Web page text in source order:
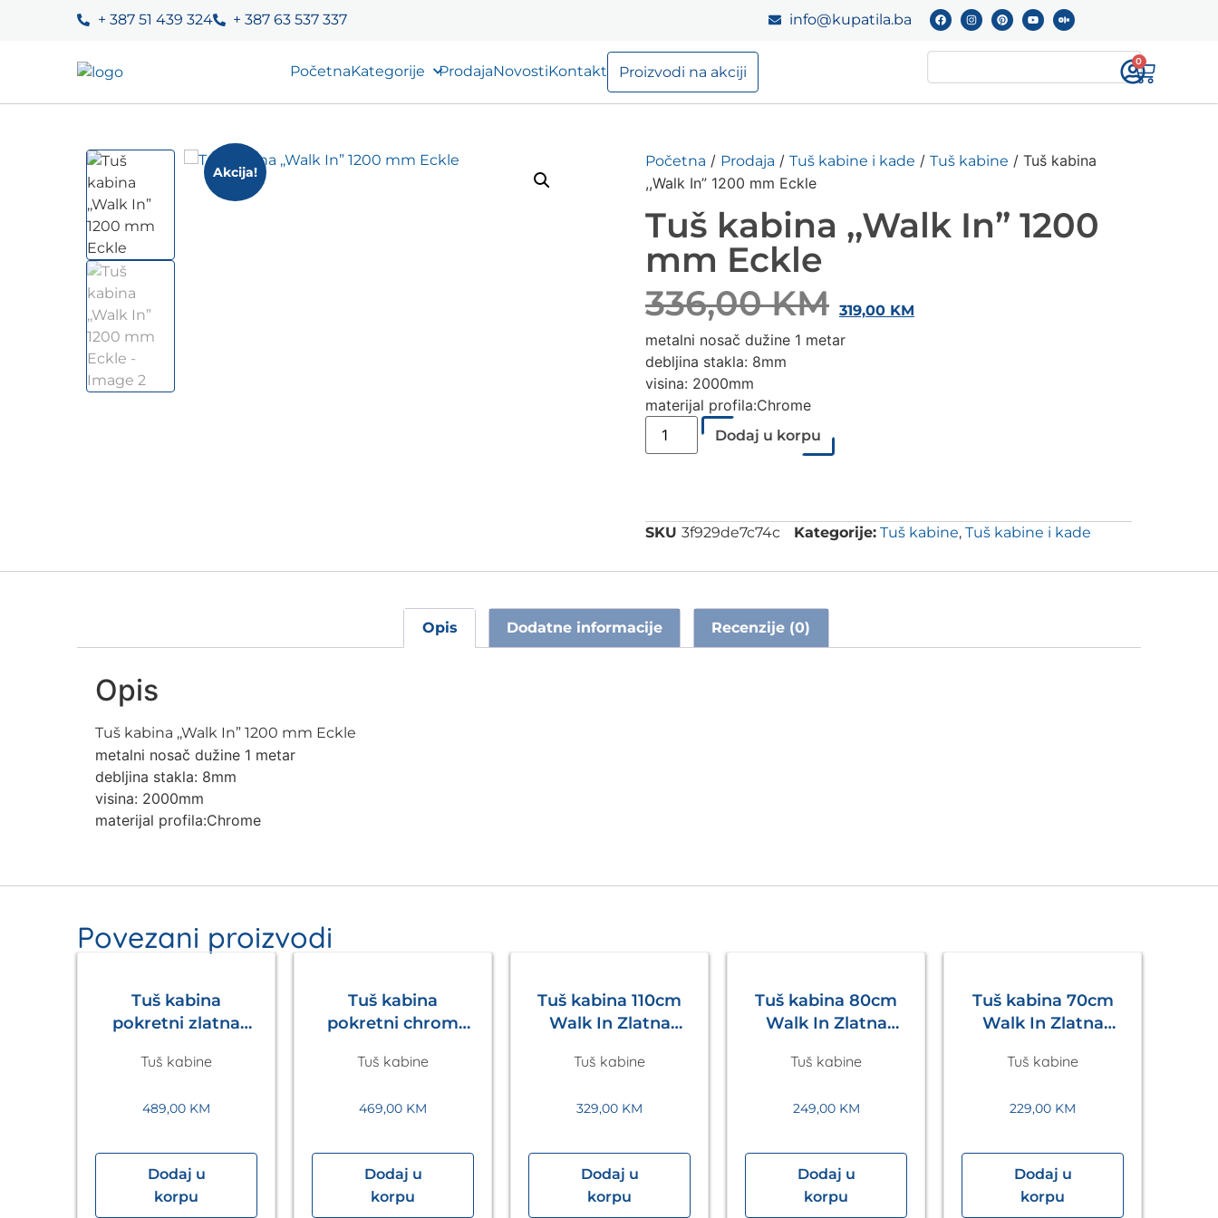
+ 387 51 439 324 + 387 63 537 337 info@kupatila.ba
PočetnaKategorije ProdajaNovostiKontakt Proizvodi na akciji
0
Akcija!
Početna / Prodaja / Tuš kabine i kade / Tuš kabine / Tuš kabina
,,Walk In” 1200 mm Eckle
Tuš kabina ,,Walk In” 1200
mm Eckle
336,00KM 319,00 KM
metalni nosač dužine 1 metar
debljina stakla: 8mm
visina: 2000mm
materijal profila:Chrome
Dodaj u korpu
SKU 3f929de7c74c Kategorije: Tuš kabine, Tuš kabine i kade
Opis Dodatne informacije Recenzije (0)
Opis
Tuš kabina ,,Walk In” 1200 mm Eckle
metalni nosač dužine 1 metar
debljina stakla: 8mm
visina: 2000mm
materijal profila:Chrome
Povezani proizvodi
Tuš kabina
pokretni zlatna
1200x2200mm
Tuš kabine
489,00 KM
Dodaj u
korpu
Tuš kabina
pokretni chrom
1200x2200mm
Tuš kabine
469,00 KM
Dodaj u
korpu
Tuš kabina 110cm
Walk In Zlatna
Tuš kabine
329,00 KM
Dodaj u
korpu
Tuš kabina 80cm
Walk In Zlatna
Tuš kabine
249,00 KM
Dodaj u
korpu
Tuš kabina 70cm
Walk In Zlatna
Tuš kabine
229,00 KM
Dodaj u
korpu